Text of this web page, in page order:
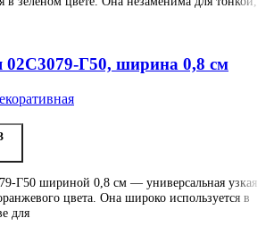
02С3079-Г50, ширина 0,8 см
Г50 шириной 0,8 см — универсальная узкая
цвета. Она широко используется в
для